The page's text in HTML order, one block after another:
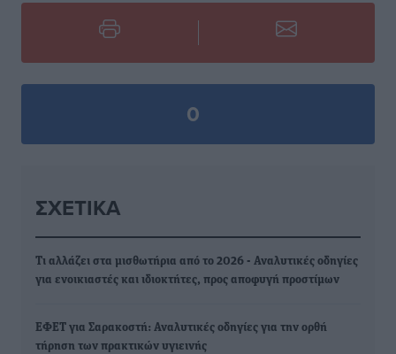
0
ΣΧΕΤΙΚΆ
Τι αλλάζει στα μισθωτήρια από το 2026 - Αναλυτικές οδηγίες
για ενοικιαστές και ιδιοκτήτες, προς αποφυγή προστίμων
ΕΦΕΤ για Σαρακοστή: Αναλυτικές οδηγίες για την ορθή
τήρηση των πρακτικών υγιεινής